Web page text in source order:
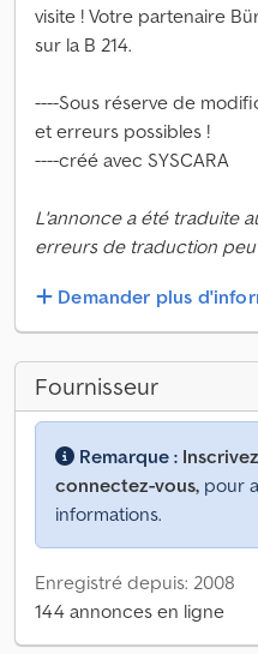
visite ! Votre partenaire
sur la B 214.
----Sous réserve de
et erreurs possibles !
----créé avec SYSCARA
L'annonce a été traduite
erreurs de traduction
Demander plus
Fournisseur
Remarque :
connectez-vous, pour
informations.
Enregistré depuis: 2008
144 annonces en ligne